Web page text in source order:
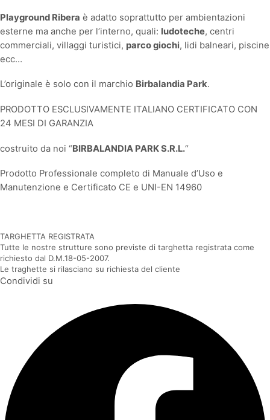
Playground Ribera è adatto soprattutto per ambientazioni
esterne ma anche per l’interno, quali: ludoteche, centri
commerciali, villaggi turistici, parco giochi, lidi balneari, piscine
ecc…
L’originale è solo con il marchio Birbalandia Park.
PRODOTTO ESCLUSIVAMENTE ITALIANO CERTIFICATO CON
24 MESI DI GARANZIA
costruito da noi “BIRBALANDIA PARK S.R.L.“
Prodotto Professionale completo di Manuale d’Uso e
Manutenzione e Certificato CE e UNI-EN 14960
TARGHETTA REGISTRATA
Tutte le nostre strutture sono previste di targhetta registrata come
richiesto dal D.M.18-05-2007.
Le traghette si rilasciano su richiesta del cliente
Condividi su